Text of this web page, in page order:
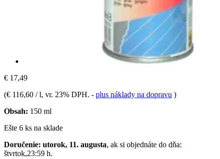
€ 17,49
(€ 116,60 / l, vr. 23% DPH. - plus náklady na dopravu )
Obsah: 150 ml
Ešte 6 ks na sklade
Doručenie: utorok, 11. augusta, ak si objednáte do dňa:
štvrtok,23:59 h.